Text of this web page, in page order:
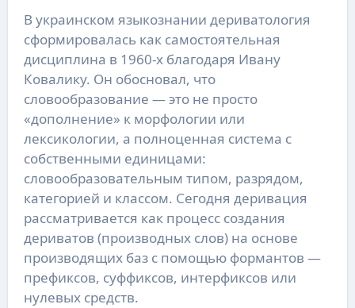
В украинском языкознании дериватология
сформировалась как самостоятельная
дисциплина в 1960-х благодаря Ивану
Ковалику. Он обосновал, что
словообразование — это не просто
«дополнение» к морфологии или
лексикологии, а полноценная система с
собственными единицами:
словообразовательным типом, разрядом,
категорией и классом. Сегодня деривация
рассматривается как процесс создания
дериватов (производных слов) на основе
производящих баз с помощью формантов —
префиксов, суффиксов, интерфиксов или
нулевых средств.